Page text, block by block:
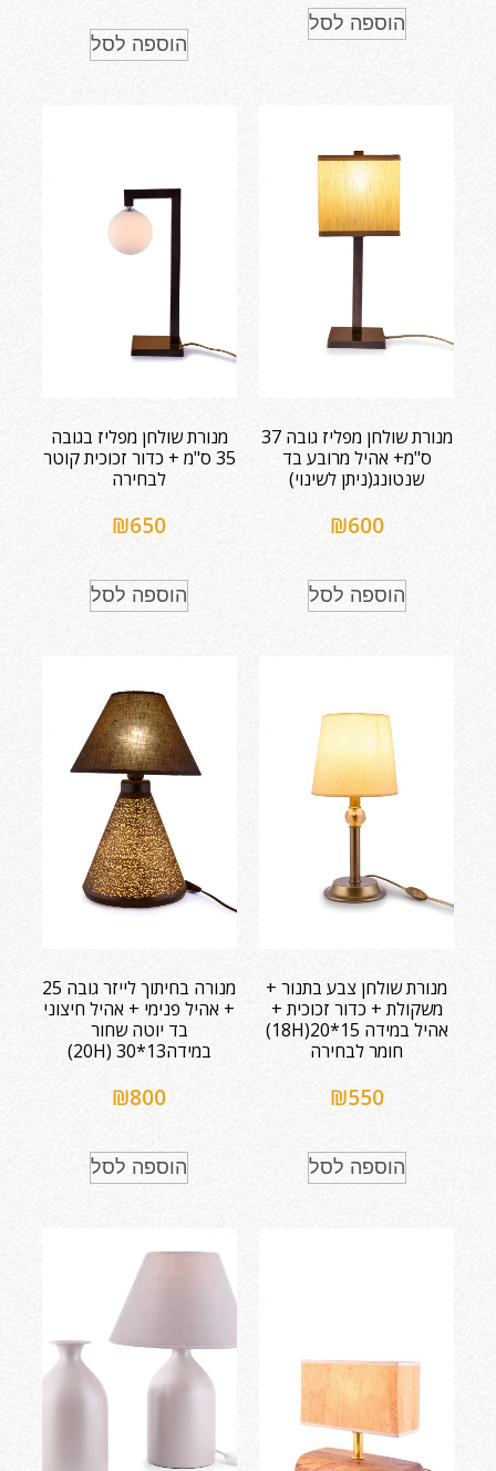
הוספה לסל
הוספה לסל
מנורת שולחן מפליז גובה 37
ס"מ+ אהיל מרובע בד
שנטונג(ניתן לשינוי)
₪600
הוספה לסל
מנורת שולחן מפליז בגובה
35 ס"מ + כדור זכוכית קוטר
לבחירה
₪650
הוספה לסל
מנורת שולחן צבע בתנור +
משקולת + כדור זכוכית +
אהיל במידה 15*20(18H)
חומר לבחירה
₪550
הוספה לסל
מנורה בחיתוך לייזר גובה 25
+ אהיל פנימי + אהיל חיצוני
בד יוטה שחור
במידה13*30 (20H)
₪800
הוספה לסל